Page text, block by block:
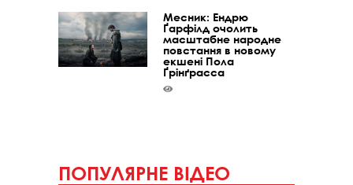
Месник: Ендрю
Ґарфілд очолить
масштабне народне
повстання в новому
екшені Пола
Ґрінґрасса
ПОПУЛЯРНЕ ВІДЕО